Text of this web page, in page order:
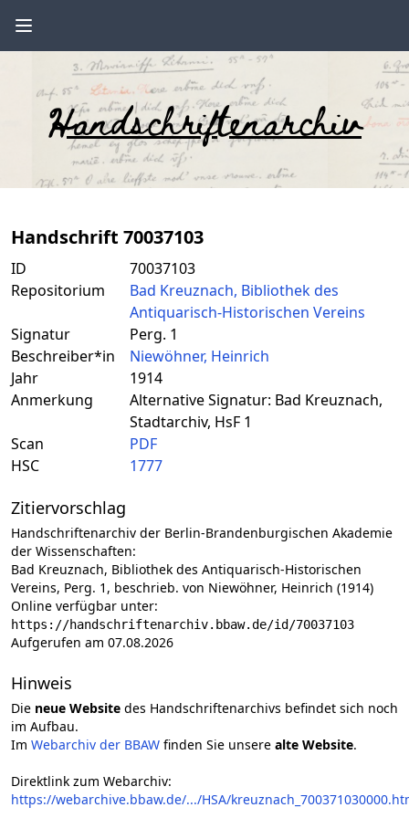
Handschriftenarchiv
Handschrift 70037103
ID
70037103
Repositorium
Bad Kreuznach, Bibliothek des
Antiquarisch-Historischen Vereins
Signatur
Perg. 1
Beschreiber*in
Niewöhner, Heinrich
Jahr
1914
Anmerkung
Alternative Signatur: Bad Kreuznach,
Stadtarchiv, HsF 1
Scan
PDF
HSC
1777
Zitiervorschlag
Handschriftenarchiv der Berlin-Brandenburgischen Akademie
der Wissenschaften:
Bad Kreuznach, Bibliothek des Antiquarisch-Historischen
Vereins, Perg. 1, beschrieb. von Niewöhner, Heinrich (1914)
Online verfügbar unter:
https://handschriftenarchiv.bbaw.de/id/70037103
Aufgerufen am 07.08.2026
Hinweis
Die neue Website des Handschriftenarchivs befindet sich noch
im Aufbau.
Im Webarchiv der BBAW finden Sie unsere alte Website.
Direktlink zum Webarchiv:
https://webarchive.bbaw.de/.../HSA/